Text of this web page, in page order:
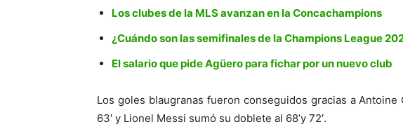
Los clubes de la MLS avanzan en la Concachampions
¿Cuándo son las semifinales de la Champions League
El salario que pide Agüero para fichar por un nuevo club
Los goles blaugranas fueron conseguidos gracias a Antoine
63′ y Lionel Messi sumó su doblete al 68’y 72′.